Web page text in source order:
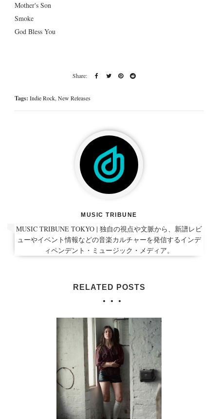
Mother's Son
Smoke
God Bless You
Tags: Indie Rock,New Releases
MUSIC TRIBUNE
MUSIC TRIBUNE TOKYO | 独自の視点や文脈から、新譜レビ
ューやイベント情報などの音楽カルチャーを発信するインデ
ィペンデント・ミュージック・メディア。
RELATED POSTS